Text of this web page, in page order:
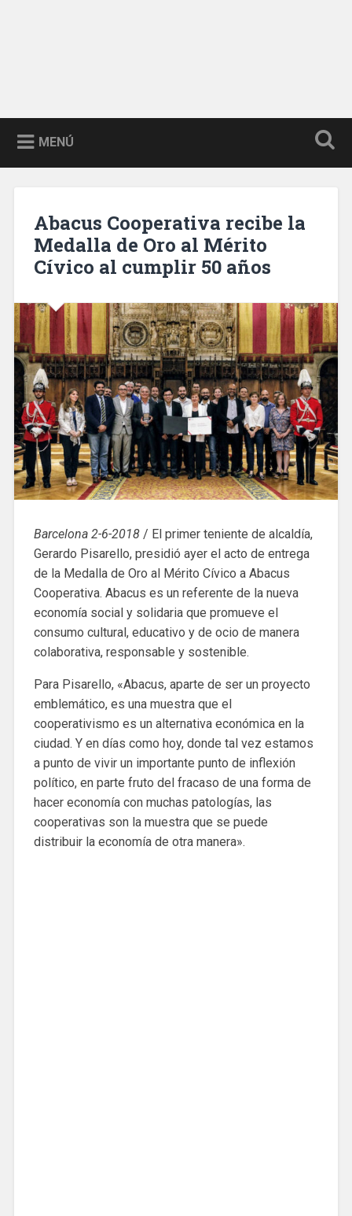
MENÚ
Abacus Cooperativa recibe la
Medalla de Oro al Mérito
Cívico al cumplir 50 años
Barcelona 2-6-2018/ El primer teniente de alcaldía,
Gerardo Pisarello, presidió ayer el acto de entrega
de la Medalla de Oro al Mérito Cívico a Abacus
Cooperativa. Abacus es un referente de la nueva
economía social y solidaria que promueve el
consumo cultural, educativo y de ocio de manera
colaborativa, responsable y sostenible.
Para Pisarello, «Abacus, aparte de ser un proyecto
emblemático, es una muestra que el
cooperativismo es un alternativa económica en la
ciudad. Y en días como hoy, donde tal vez estamos
a punto de vivir un importante punto de inflexión
político, en parte fruto del fracaso de una forma de
hacer economía con muchas patologías, las
cooperativas son la muestra que se puede
distribuir la economía de otra manera».